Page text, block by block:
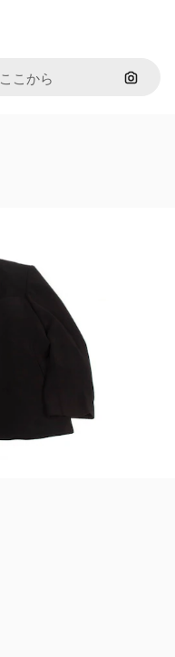
画像で